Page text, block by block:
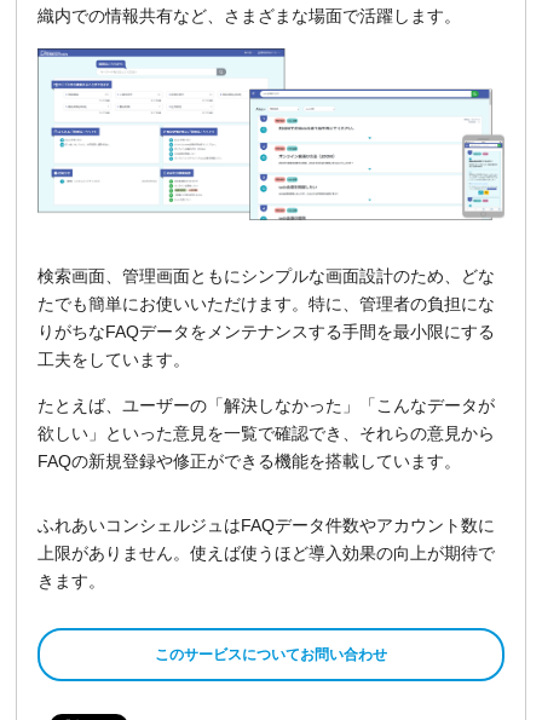
織内での情報共有など、さまざまな場面で活躍します。
検索画面、管理画面ともにシンプルな画面設計のため、どな
たでも簡単にお使いいただけます。特に、管理者の負担にな
りがちなFAQデータをメンテナンスする手間を最小限にする
工夫をしています。
たとえば、ユーザーの「解決しなかった」「こんなデータが
欲しい」といった意見を一覧で確認でき、それらの意見から
FAQの新規登録や修正ができる機能を搭載しています。
ふれあいコンシェルジュはFAQデータ件数やアカウント数に
上限がありません。使えば使うほど導入効果の向上が期待で
きます。
このサービスについてお問い合わせ